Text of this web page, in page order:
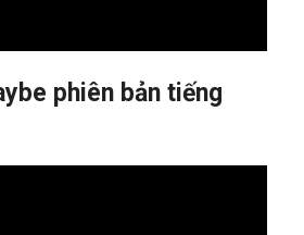
phiên bản tiếng